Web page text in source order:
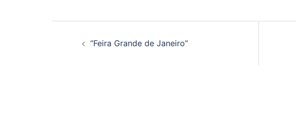
“Feira Grande de Janeiro”